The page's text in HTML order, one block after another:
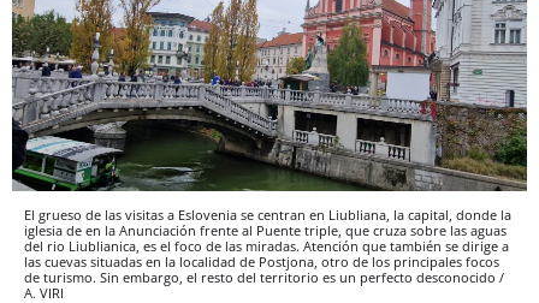
El grueso de las visitas a Eslovenia se centran en Liubliana, la capital, donde la
iglesia de en la Anunciación frente al Puente triple, que cruza sobre las aguas
del rio Liublianica, es el foco de las miradas. Atención que también se dirige a
las cuevas situadas en la localidad de Postjona, otro de los principales focos
de turismo. Sin embargo, el resto del territorio es un perfecto desconocido /
A. VIRI